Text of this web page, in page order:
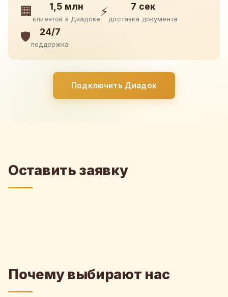
🏢 1,5 млн
клиентов в Диадоке
⚡ 7 сек
доставка документа
🛡️ 24/7
поддержка
Подключить Диадок
Оставить заявку
Почему выбирают нас